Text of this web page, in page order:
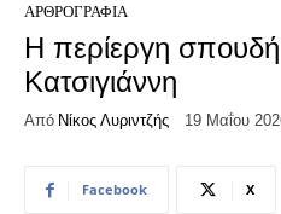
ΑΡΘΡΟΓΡΑΦΊΑ
Η περίεργη
Κατσιγιάννη
Από Νίκος Λυριντζής 19 Μαΐου
Facebook X